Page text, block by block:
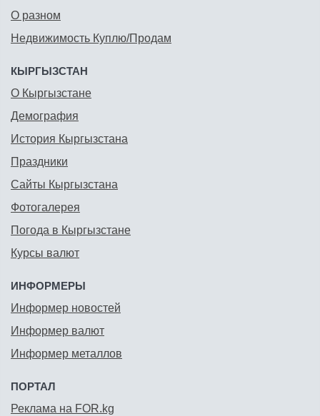
О разном
Недвижимость Куплю/Продам
КЫРГЫЗСТАН
О Кыргызстане
Демография
История Кыргызстана
Праздники
Сайты Кыргызстана
Фотогалерея
Погода в Кыргызстане
Курсы валют
ИНФОРМЕРЫ
Информер новостей
Информер валют
Информер металлов
ПОРТАЛ
Реклама на FOR.kg